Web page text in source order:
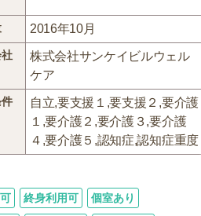
2016年10月
株式会社サンケイビルウェル
ケア
自立,要支援１,要支援２,要介護
１,要介護２,要介護３,要介護
４,要介護５,認知症,認知症重度
終身利用可 個室あり